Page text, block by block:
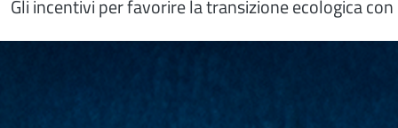
Gli incentivi per favorire la transizione ecologica